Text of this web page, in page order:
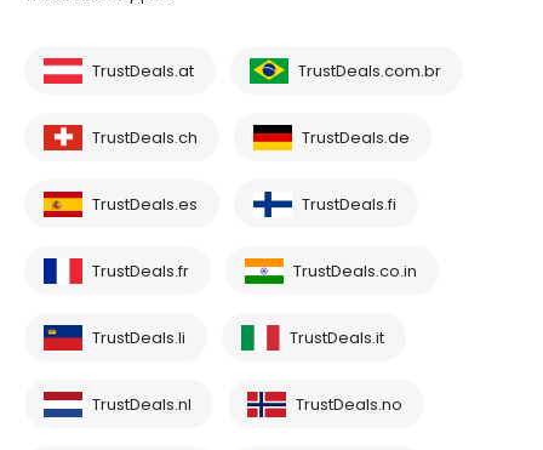
TrustDeals.at TrustDeals.com.br
TrustDeals.ch TrustDeals.de
TrustDeals.es TrustDeals.fi
TrustDeals.fr TrustDeals.co.in
TrustDeals.li TrustDeals.it
TrustDeals.nl TrustDeals.no